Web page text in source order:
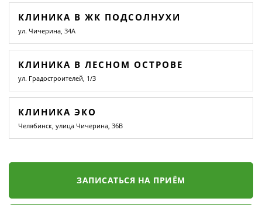
КЛИНИКА В ЖК ПОДСОЛНУХИ
ул. Чичерина, 34А
КЛИНИКА В ЛЕСНОМ ОСТРОВЕ
ул. Градостроителей, 1/3
КЛИНИКА ЭКО
Челябинск, улица Чичерина, 36В
ЗАПИСАТЬСЯ НА ПРИЁМ